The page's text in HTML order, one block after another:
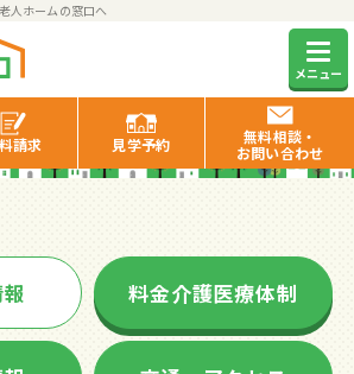
人ホームの窓口へ
メニュー
請求 見学予約
無料相談・
お問い合わせ
ライフ東大泉
料金介護医療体制